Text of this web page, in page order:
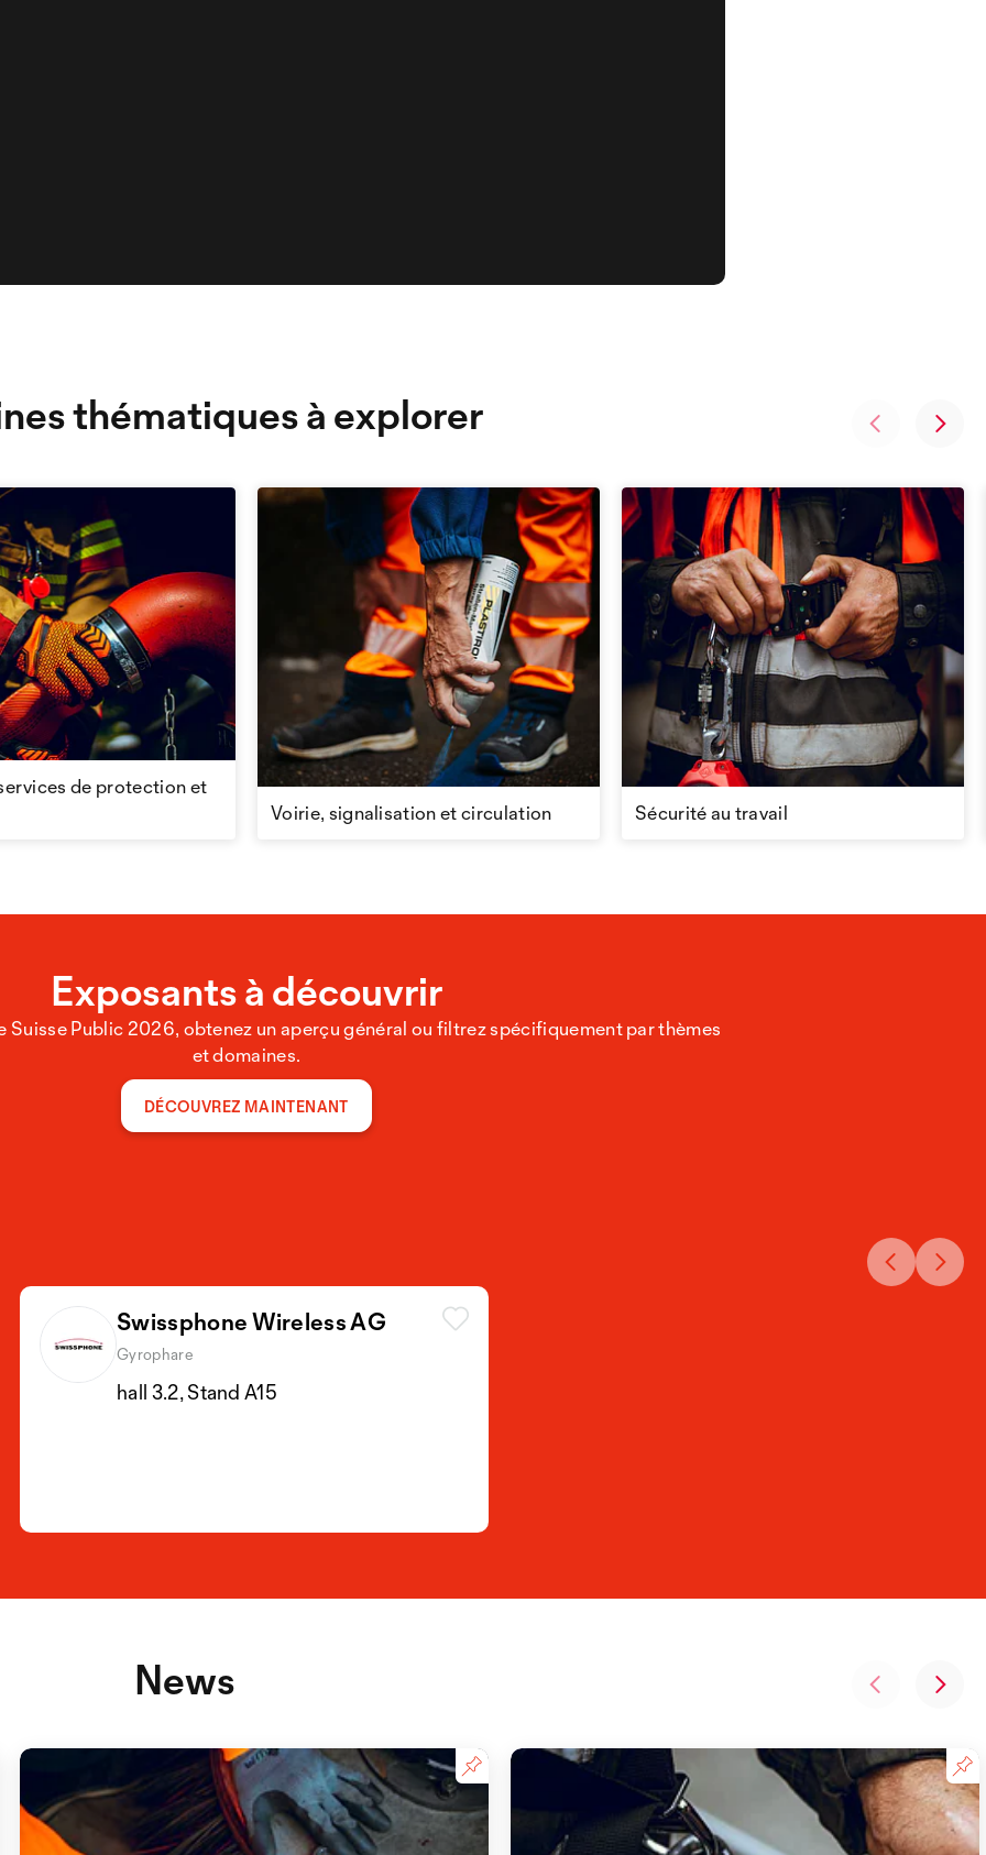
thématiques à explorer
de protection et
Voirie, signalisation et circulation
Sécurité au travail
Exposants à découvrir
Suisse Public 2026, obtenez un aperçu général ou filtrez spécifiquement par thèmes
et domaines.
DÉCOUVREZ MAINTENANT
Swissphone Wireless AG
Gyrophare
hall 3.2, Stand A15
News